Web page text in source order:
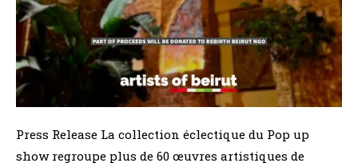
Press Release La collection éclectique du Pop up
show regroupe plus de 60 œuvres artistiques de